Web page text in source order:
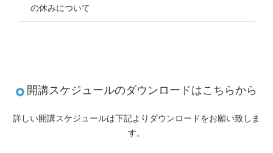
の休みについて
開講スケジュールのダウンロードはこちらから
詳しい開講スケジュールは下記よりダウンロードをお願い致しま
す。